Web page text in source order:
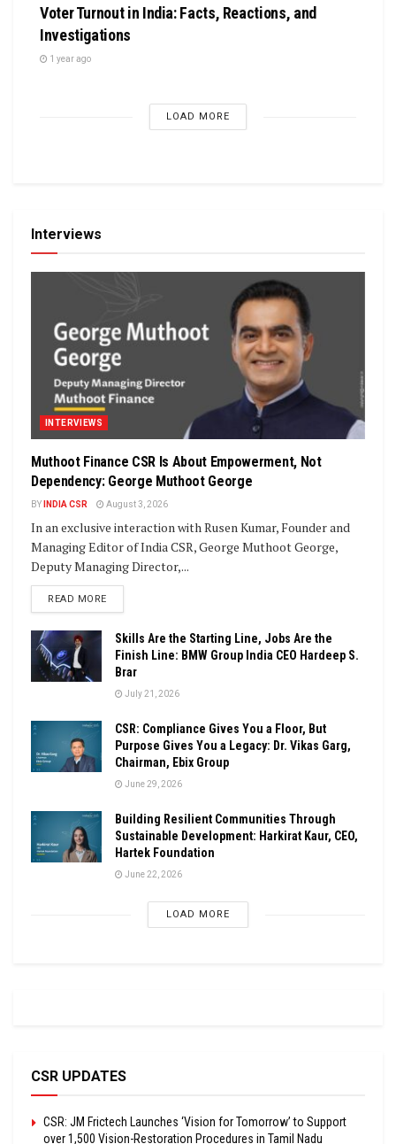
Voter Turnout in India: Facts, Reactions, and
Investigations
1 year ago
LOAD MORE
Interviews
INTERVIEWS
Muthoot Finance CSR Is About Empowerment, Not
Dependency: George Muthoot George
BY INDIA CSR August 3, 2026
In an exclusive interaction with Rusen Kumar, Founder and
Managing Editor of India CSR, George Muthoot George,
Deputy Managing Director,...
READ MOREDETAILS
Skills Are the Starting Line, Jobs Are the
Finish Line: BMW Group India CEO Hardeep S.
Brar
July 21, 2026
CSR: Compliance Gives You a Floor, But
Purpose Gives You a Legacy: Dr. Vikas Garg,
Chairman, Ebix Group
June 29, 2026
Building Resilient Communities Through
Sustainable Development: Harkirat Kaur, CEO,
Hartek Foundation
June 22, 2026
LOAD MORE
CSR UPDATES
CSR: JM Frictech Launches ‘Vision for Tomorrow’ to Support
over 1,500 Vision-Restoration Procedures in Tamil Nadu